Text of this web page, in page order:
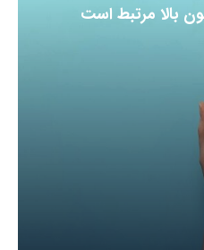
بالا مرتبط است